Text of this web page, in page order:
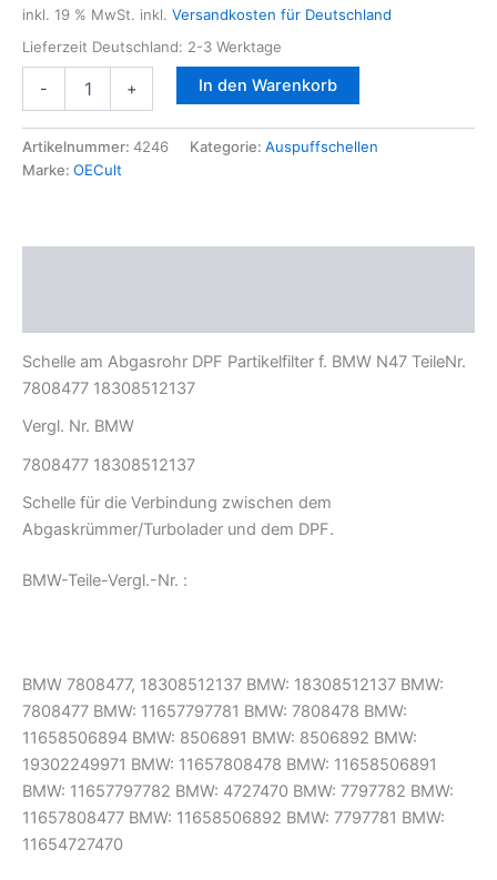
inkl. 19 % MwSt. inkl. Versandkosten für Deutschland
Lieferzeit Deutschland: 2-3 Werktage
-
DPF
Partikelfilter
+ In den Warenkorb
Artikelnummer: 4246 Kategorie: Auspuffschellen
Marke: OECult
Schelle am Abgasrohr DPF Partikelfilter f. BMW N47 TeileNr.
7808477 18308512137
Vergl. Nr. BMW
7808477 18308512137
Schelle für die Verbindung zwischen dem
Abgaskrümmer/Turbolader und dem DPF.
BMW-Teile-Vergl.-Nr. :
BMW 7808477, 18308512137 BMW: 18308512137 BMW:
7808477 BMW: 11657797781 BMW: 7808478 BMW:
11658506894 BMW: 8506891 BMW: 8506892 BMW:
19302249971 BMW: 11657808478 BMW: 11658506891
BMW: 11657797782 BMW: 4727470 BMW: 7797782 BMW:
11657808477 BMW: 11658506892 BMW: 7797781 BMW:
11654727470